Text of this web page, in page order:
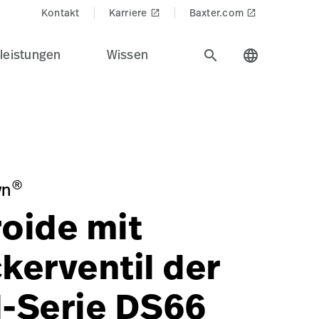
Kontakt Karriere launch Baxter.com launch
Wissen search language
®
mit
der
Serie DS66